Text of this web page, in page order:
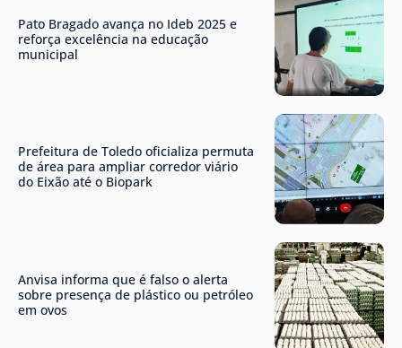
Pato Bragado avança no Ideb 2025 e
reforça excelência na educação
municipal
Prefeitura de Toledo oficializa permuta
de área para ampliar corredor viário
do Eixão até o Biopark
Anvisa informa que é falso o alerta
sobre presença de plástico ou petróleo
em ovos